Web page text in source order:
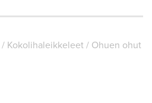
/ Kokolihaleikkeleet/ Ohuen ohut